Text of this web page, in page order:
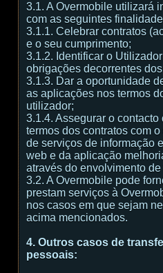
3.1. A Overmobile utilizará
com as seguintes
3.1.1. Celebrar contratos
e o seu cumprimento;
3.1.2. Identificar o
obrigações decorrentes
3.1.3. Dar a oportunidade
as aplicações nos termos
utilizador;
3.1.4. Assegurar o
termos dos contratos com
de serviços de informação
web e da aplicação
através do envolvimento de
3.2. A Overmobile pode
prestam serviços à
nos casos em que sejam
acima mencionados.
4. Outros casos de
pessoais: